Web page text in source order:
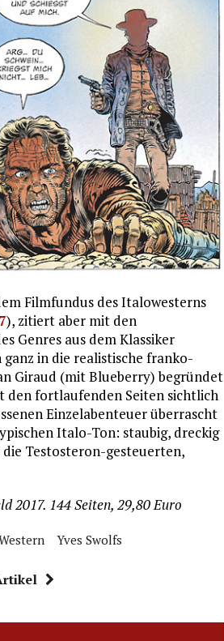
Filmfundus des Italowesterns
), zitiert aber mit den
Genres aus dem Klassiker
ganz in die realistische franko-
Giraud (mit Blueberry) begründet
den fortlaufenden Seiten sichtlich
Einzelabenteuer überrascht
Italo-Ton: staubig, dreckig
Testosteron-gesteuerten,
2017. 144 Seiten, 29,80 Euro
Yves Swolfs